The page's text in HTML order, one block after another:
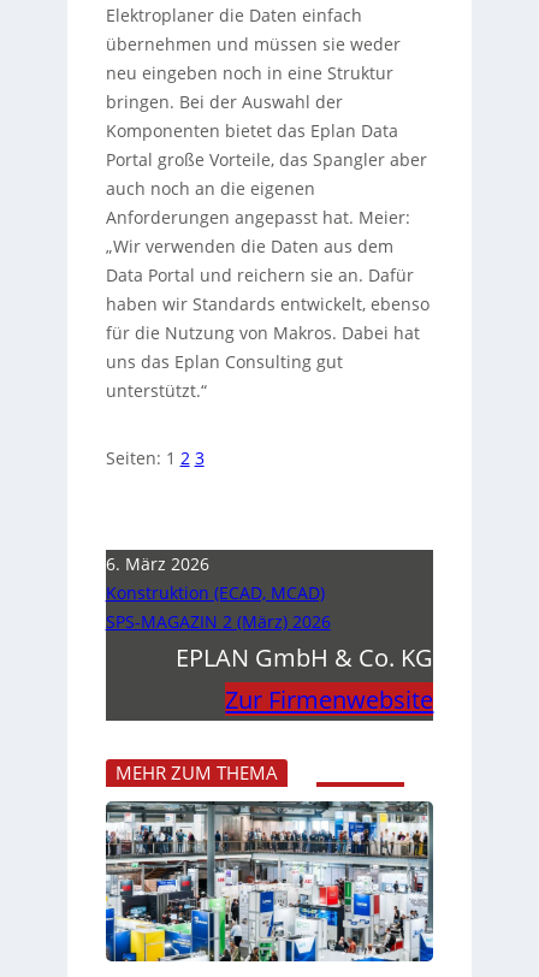
Elektroplaner die Daten einfach
übernehmen und müssen sie weder
neu eingeben noch in eine Struktur
bringen. Bei der Auswahl der
Komponenten bietet das Eplan Data
Portal große Vorteile, das Spangler aber
auch noch an die eigenen
Anforderungen angepasst hat. Meier:
„Wir verwenden die Daten aus dem
Data Portal und reichern sie an. Dafür
haben wir Standards entwickelt, ebenso
für die Nutzung von Makros. Dabei hat
uns das Eplan Consulting gut
unterstützt.“
Seiten: 1 2 3
6. März 2026
Konstruktion (ECAD, MCAD)
SPS-MAGAZIN 2 (März) 2026
EPLAN GmbH & Co. KG
Zur Firmenwebsite
MEHR ZUM THEMA